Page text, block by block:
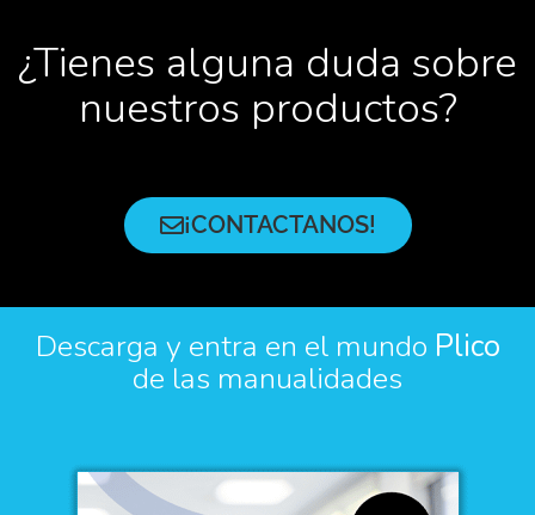
¿Tienes alguna duda sobre
nuestros productos?
¡CONTACTANOS!
Descarga y entra en el mundo Plico
de las manualidades